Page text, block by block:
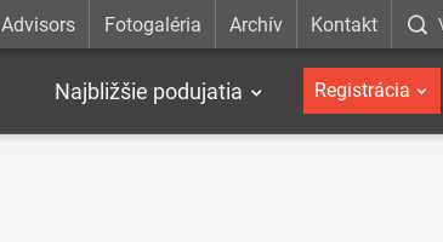
Advisors Fotogaléria Archív Kontakt
Najbližšie podujatia Registrácia